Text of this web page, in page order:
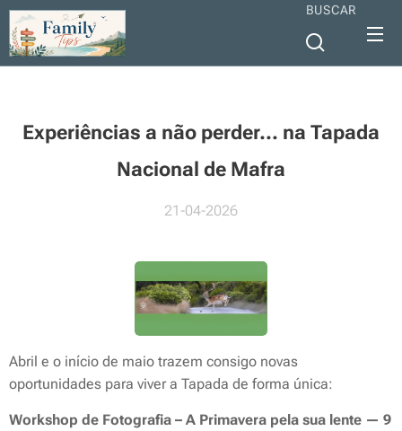
BUSCAR
Experiências a não perder... na Tapada
Nacional de Mafra
21-04-2026
Abril e o início de maio trazem consigo novas
oportunidades para viver a Tapada de forma única:
Workshop de Fotografia – A Primavera pela sua lente — 9